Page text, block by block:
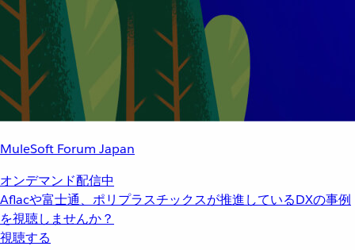
MuleSoft Forum Japan
オンデマンド配信中
Aflacや富士通、ポリプラスチックスが推進しているDXの事例
を視聴しませんか？
視聴する